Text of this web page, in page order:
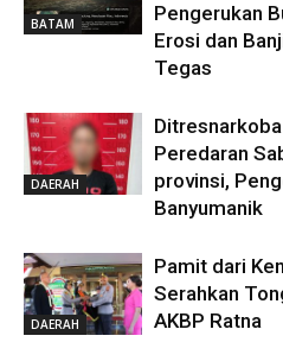
BATAM
Pengerukan
Erosi dan
Tegas
DAERAH
Peredaran
provinsi,
Banyumanik
DAERAH
Pamit dari
Serahkan
AKBP Ratna